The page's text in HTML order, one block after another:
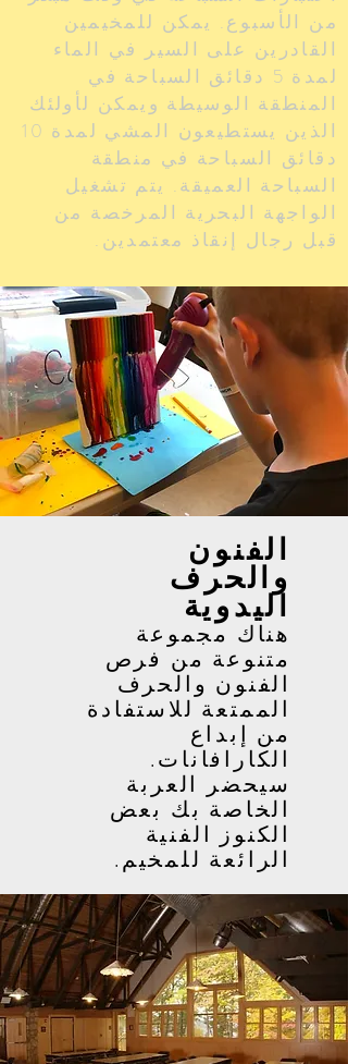
من الأسبوع. يمكن للمخيمين
القادرين على السير في الماء
لمدة 5 دقائق السباحة في
المنطقة الوسيطة ويمكن لأولئك
الذين يستطيعون المشي لمدة 10
دقائق السباحة في منطقة
السباحة العميقة. يتم تشغيل
الواجهة البحرية المرخصة من
قبل رجال إنقاذ معتمدين.
الفنون
والحرف
اليدوية
هناك مجموعة
متنوعة من فرص
الفنون والحرف
الممتعة للاستفادة
من إبداع
الكارافانات.
سيحضر العربة
الخاصة بك بعض
الكنوز الفنية
الرائعة للمخيم.